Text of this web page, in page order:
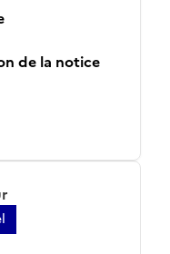
de la notice